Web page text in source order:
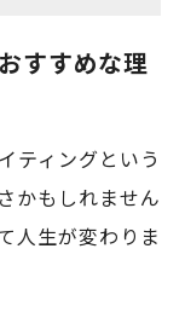
すすめな理
ティングという
かもしれません
人生が変わりま